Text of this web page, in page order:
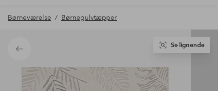
hjemmet
pris
Børneværelse Børnegulvtæpper
Tilbage
Se lignende